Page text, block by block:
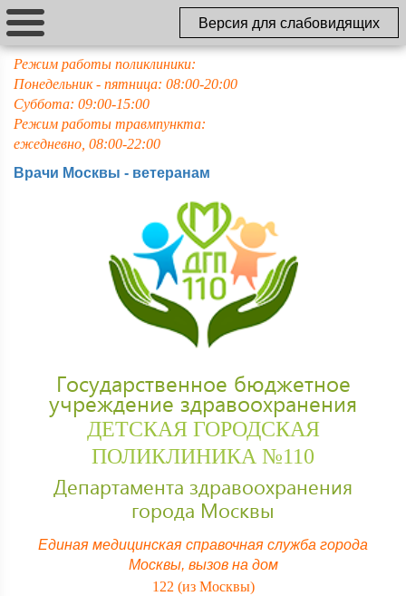
Версия для слабовидящих
Режим работы поликлиники:
Понедельник - пятница: 08:00-20:00
Суббота: 09:00-15:00
Режим работы травмпункта:
ежедневно, 08:00-22:00
Врачи Москвы - ветеранам
Государственное бюджетное
учреждение здравоохранения
ДЕТСКАЯ ГОРОДСКАЯ
ПОЛИКЛИНИКА №110
Департамента здравоохранения
города Москвы
Единая медицинская справочная служба города
Москвы, вызов на дом
122 (из Москвы)